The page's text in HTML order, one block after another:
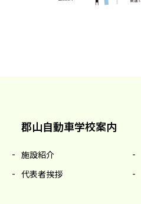
郡山自動車学校案内
施設紹介
代表者挨拶